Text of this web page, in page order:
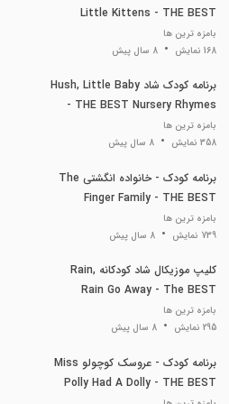
Little Kittens - THE BEST
Nursery Rhymes and Songs for
Children | LooLoo Kids
بامزه ترین ها
168 نمایش
8 سال پیش
برنامه کودک شاد Hush, Little Baby
- THE BEST Nursery Rhymes
and Songs for Children | LooLoo
Kids
بامزه ترین ها
358 نمایش
8 سال پیش
برنامه کودک - خانواده انگشتی The
Finger Family - THE BEST
Nursery Rhymes and Songs for
Children | LooLoo Kids
بامزه ترین ها
739 نمایش
8 سال پیش
کلیپ موزیکال شاد کودکانه Rain,
Rain Go Away - The BEST
Songs and Nursery Rhymes for
Children | LooLoo Kids
بامزه ترین ها
295 نمایش
8 سال پیش
برنامه کودک - عروسک کوچولو Miss
Polly Had A Dolly - THE BEST